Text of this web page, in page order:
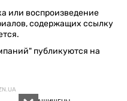
или воспроизведение
содержащих ссылку
публикуются на